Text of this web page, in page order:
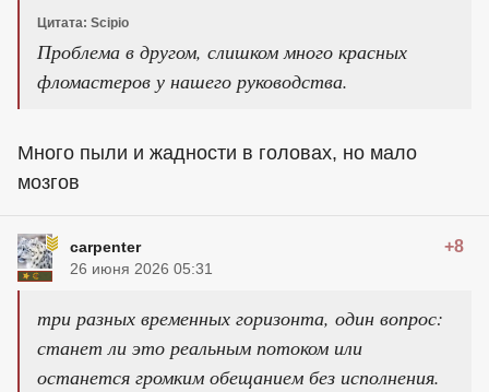
Цитата: Scipio
Проблема в другом, слишком много красных
фломастеров у нашего руководства.
Много пыли и жадности в головах, но мало
мозгов
carpenter +8
26 июня 2026 05:31
три разных временных горизонта, один вопрос:
станет ли это реальным потоком или
останется громким обещанием без исполнения.